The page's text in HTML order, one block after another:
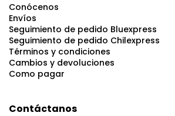
Conócenos
Envíos
Seguimiento de pedido Bluexpress
Seguimiento de pedido Chilexpress
Términos y condiciones
Cambios y devoluciones
Como pagar
Contáctanos